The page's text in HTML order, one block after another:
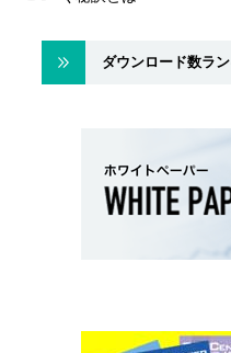
ダウンロード数ラ